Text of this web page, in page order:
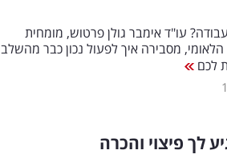
עו"ד אימבר גולן פרטוש, מומחית
הלאומי, מסבירה איך לפעול נכון כבר מהשלב
לכם
לך פיצוי והכרה